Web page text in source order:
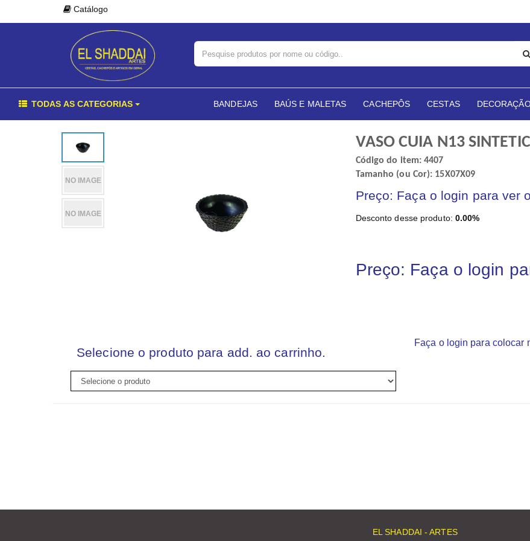
Catálogo
TODAS AS CATEGORIAS BANDEJAS BAÚS E MALETAS CACHEPÔS CESTAS
VASO CUIA N13
Código do item: 4407
Tamanho (ou Cor): 15X07X09
Preço: Faça o login para ver
Desconto desse produto: 0.00%
Preço: Faça o login
Selecione o produto para add. ao carrinho.
Faça o login para colocar
EL SHADDAI - ARTES